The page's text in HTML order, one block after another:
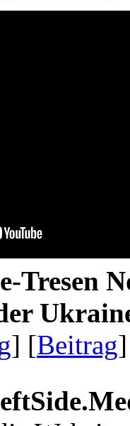
Tresen
] [Beitrag